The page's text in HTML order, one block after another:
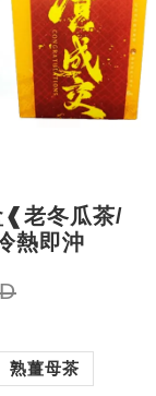
❰老冬瓜茶/
熱即沖
熟薑母茶